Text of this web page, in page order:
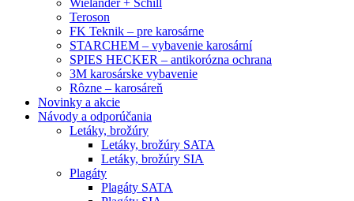
Wieländer + Schill
Teroson
FK Teknik – pre karosárne
STARCHEM – vybavenie karosární
SPIES HECKER – antikorózna ochrana
3M karosárske vybavenie
Rôzne – karosáreň
Novinky a akcie
Návody a odporúčania
Letáky, brožúry
Letáky, brožúry SATA
Letáky, brožúry SIA
Plagáty
Plagáty SATA